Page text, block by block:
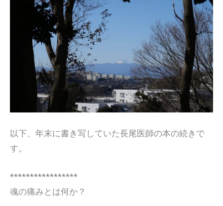
以下、年末に書き写していた長尾医師の本の続きで
す。
*****************
魂の痛みとは何か？